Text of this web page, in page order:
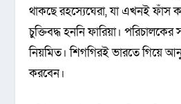
থাকছে রহস্যেঘেরা, যা এখনই ফাঁস
চুক্তিবদ্ধ হননি ফারিয়া।
নিয়মিত। শিগগিরই ভারতে গিয়ে
করবেন।